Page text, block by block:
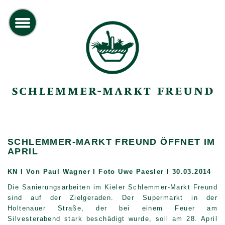
SCHLEMMER-MARKT FREUND ÖFFNET IM
APRIL
KN I Von Paul Wagner I Foto Uwe Paesler I 30.03.2014
Die Sanierungsarbeiten im Kieler Schlemmer-Markt Freund
sind auf der Zielgeraden. Der Supermarkt in der
Holtenauer Straße, der bei einem Feuer am
Silvesterabend stark beschädigt wurde, soll am 28. April